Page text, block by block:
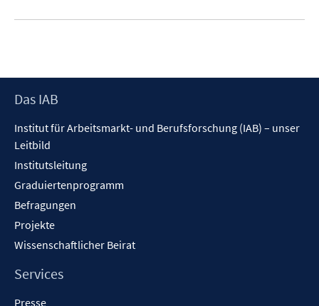
Footer
Das IAB
Institut für Arbeitsmarkt- und Berufsforschung (IAB) – unser
Leitbild
Institutsleitung
Graduiertenprogramm
Befragungen
Projekte
Wissenschaftlicher Beirat
Services
Presse